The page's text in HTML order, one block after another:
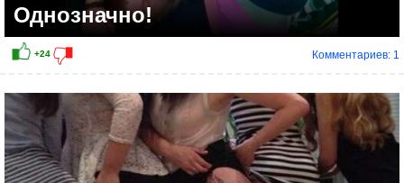
+67
Однозначно!
Комментариев: 1